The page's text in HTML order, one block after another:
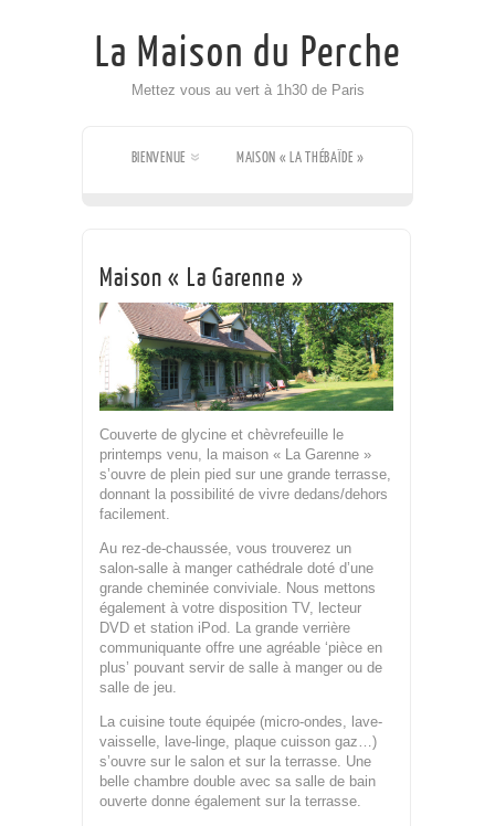
La Maison du Perche
Mettez vous au vert à 1h30 de Paris
BIENVENUE MAISON « LA THÉBAÏDE »
UN ENVIRONNEMENT CHAMPÊTRE LES ACTIVITÉS
Maison « La Garenne »
Couverte de glycine et chèvrefeuille le
printemps venu, la maison « La Garenne »
s’ouvre de plein pied sur une grande terrasse,
donnant la possibilité de vivre dedans/dehors
facilement.
Au rez-de-chaussée, vous trouverez un
salon-salle à manger cathédrale doté d’une
grande cheminée conviviale. Nous mettons
également à votre disposition TV, lecteur
DVD et station iPod. La grande verrière
communiquante offre une agréable ‘pièce en
plus’ pouvant servir de salle à manger ou de
salle de jeu.
La cuisine toute équipée (micro-ondes, lave-
vaisselle, lave-linge, plaque cuisson gaz…)
s’ouvre sur le salon et sur la terrasse. Une
belle chambre double avec sa salle de bain
ouverte donne également sur la terrasse.